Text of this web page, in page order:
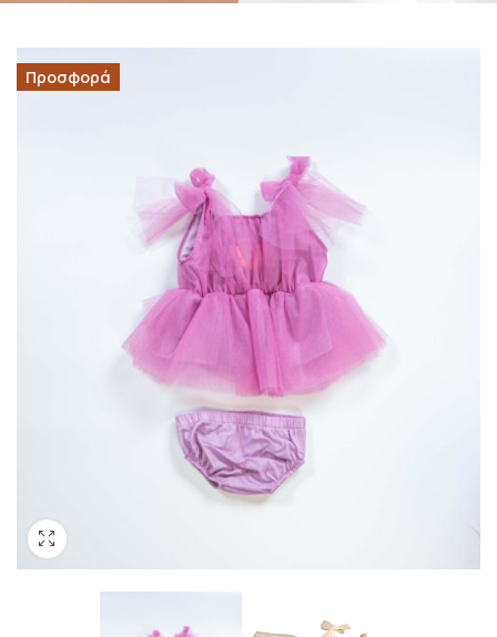
Προσφορά